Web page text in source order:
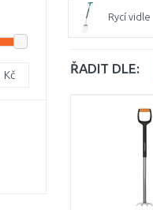
Rycí vidle
ŘADIT DLE:
Kč